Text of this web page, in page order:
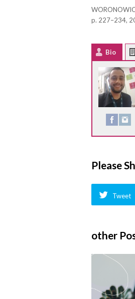
p. 227–234,
Bio
Please
Tweet
other